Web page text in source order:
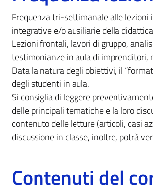
Frequenza tri-settimanale alle
integrative e/o ausiliarie della
Lezioni frontali, lavori di gruppo,
testimonianze in aula di
Data la natura degli obiettivi, il
degli studenti in aula.
Si consiglia di leggere
delle principali tematiche e la loro
contenuto delle letture (articoli, casi
discussione in classe, inoltre, potrà
Contenuti del